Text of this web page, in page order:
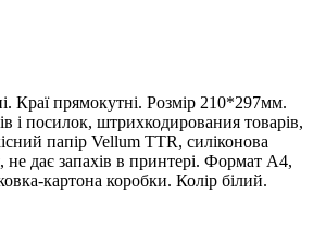
Краї прямокутні. Розмір 210*297мм.
і посилок, штрихкодирования товарів,
папір Vellum TTR, силіконова
не дає запахів в принтері. Формат А4,
картона коробки. Колір білий.